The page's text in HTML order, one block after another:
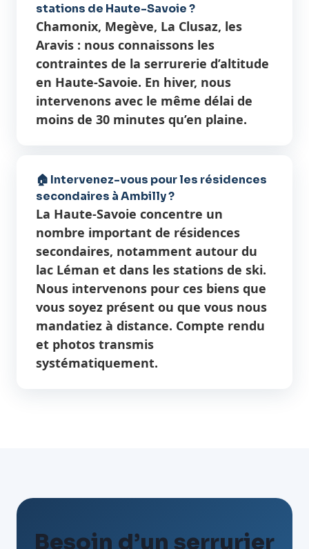
stations de Haute-Savoie ?
Chamonix, Megève, La Clusaz, les
Aravis : nous connaissons les
contraintes de la serrurerie d’altitude
en Haute-Savoie. En hiver, nous
intervenons avec le même délai de
moins de 30 minutes qu’en plaine.
🏠 Intervenez-vous pour les résidences
secondaires à Ambilly ?
La Haute-Savoie concentre un
nombre important de résidences
secondaires, notamment autour du
lac Léman et dans les stations de ski.
Nous intervenons pour ces biens que
vous soyez présent ou que vous nous
mandatiez à distance. Compte rendu
et photos transmis
systématiquement.
Besoin d’un serrurier